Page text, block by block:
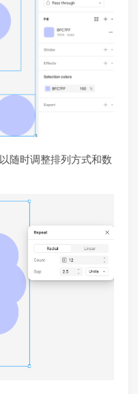
随时调整排列方式和数